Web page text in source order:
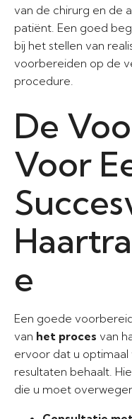
van de chirurg en de
patiënt. Een goed
bij het stellen van
voorbereiden op de
procedure.
De
Voor
e
Een goede
van het proces van
ervoor dat u
resultaten behaalt.
die u moet